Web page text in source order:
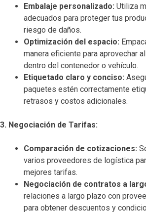
Embalaje personalizado: Utiliza
adecuados para proteger tus
riesgo de daños.
Optimización del espacio:
manera eficiente para aprovechar
dentro del contenedor o vehículo.
Etiquetado claro y conciso:
paquetes estén correctamente
retrasos y costos adicionales.
3. Negociación de Tarifas:
Comparación de cotizaciones:
varios proveedores de logística
mejores tarifas.
Negociación de contratos a
relaciones a largo plazo con
para obtener descuentos y